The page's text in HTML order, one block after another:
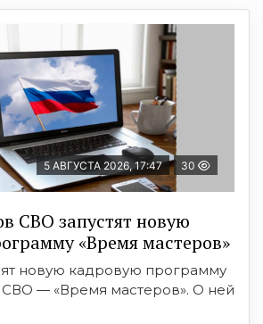
5 АВГУСТА 2026, 17:47 30
СВО запустят новую
«Время мастеров»
новую кадровую программу
СВО — «Время мастеров». О ней